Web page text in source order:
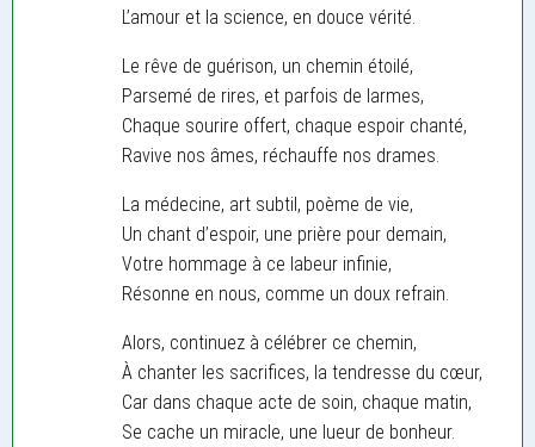
L’amour et la science, en douce vérité.
Le rêve de guérison, un chemin étoilé,
Parsemé de rires, et parfois de larmes,
Chaque sourire offert, chaque espoir chanté,
Ravive nos âmes, réchauffe nos drames.
La médecine, art subtil, poème de vie,
Un chant d’espoir, une prière pour demain,
Votre hommage à ce labeur infinie,
Résonne en nous, comme un doux refrain.
Alors, continuez à célébrer ce chemin,
À chanter les sacrifices, la tendresse du cœur,
Car dans chaque acte de soin, chaque matin,
Se cache un miracle, une lueur de bonheur.